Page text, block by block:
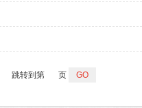
跳转到第 页